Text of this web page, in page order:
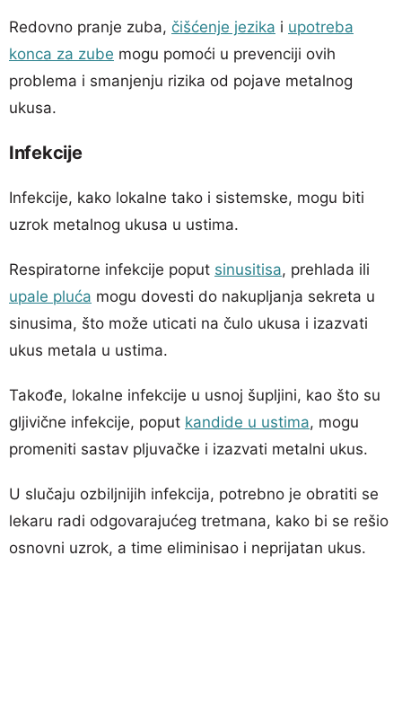
Redovno pranje zuba, čišćenje jezika i upotreba
konca za zube mogu pomoći u prevenciji ovih
problema i smanjenju rizika od pojave metalnog
ukusa.
Infekcije
Infekcije, kako lokalne tako i sistemske, mogu biti
uzrok metalnog ukusa u ustima.
Respiratorne infekcije poput sinusitisa, prehlada ili
upale pluća mogu dovesti do nakupljanja sekreta u
sinusima, što može uticati na čulo ukusa i izazvati
ukus metala u ustima.
Takođe, lokalne infekcije u usnoj šupljini, kao što su
gljivične infekcije, poput kandide u ustima, mogu
promeniti sastav pljuvačke i izazvati metalni ukus.
U slučaju ozbiljnijih infekcija, potrebno je obratiti se
lekaru radi odgovarajućeg tretmana, kako bi se rešio
osnovni uzrok, a time eliminisao i neprijatan ukus.